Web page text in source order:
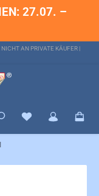
27.07. –
AN PRIVATE KÄUFER |
Du hast 0 Produkte